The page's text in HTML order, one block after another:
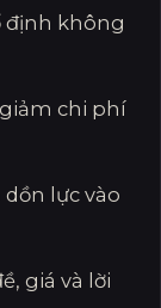
định không
chi phí
lực vào
giá và lời